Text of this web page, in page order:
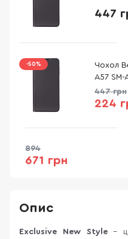
Black
447
-50%
Чохол
A57
Black
447 грн
224
894
671 грн
Опис
Exclusive New Style- це